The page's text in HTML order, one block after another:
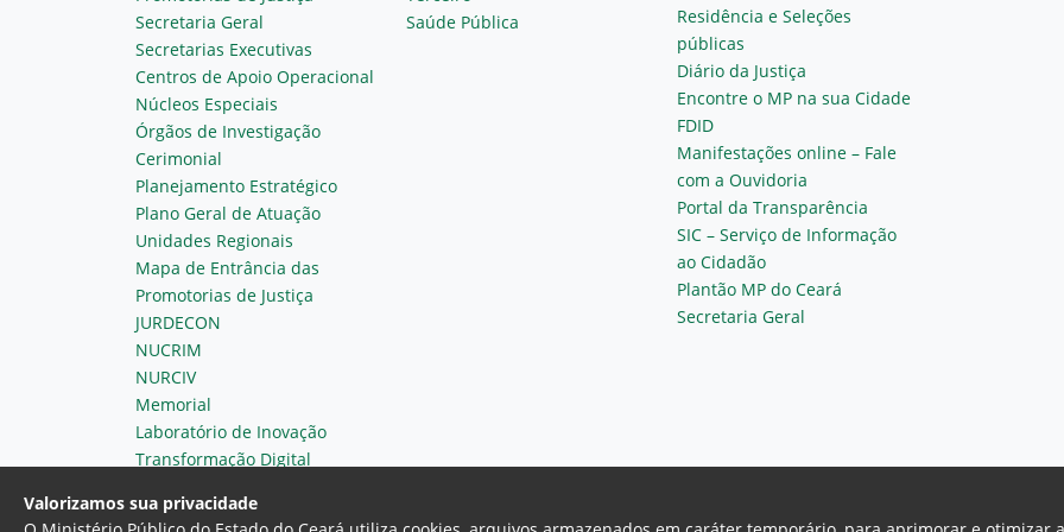
Secretaria Geral
Secretarias Executivas
Centros de Apoio Operacional
Núcleos Especiais
Órgãos de Investigação
Cerimonial
Planejamento Estratégico
Plano Geral de Atuação
Unidades Regionais
Mapa de Entrância das
Promotorias de Justiça
JURDECON
NUCRIM
NURCIV
Memorial
Laboratório de Inovação
Transformação Digital
Saúde Pública
Residência e Seleções
públicas
Diário da Justiça
Encontre o MP na sua Cidade
FDID
Manifestações online – Fale
com a Ouvidoria
Portal da Transparência
SIC – Serviço de Informação
ao Cidadão
Plantão MP do Ceará
Secretaria Geral
Valorizamos sua privacidade